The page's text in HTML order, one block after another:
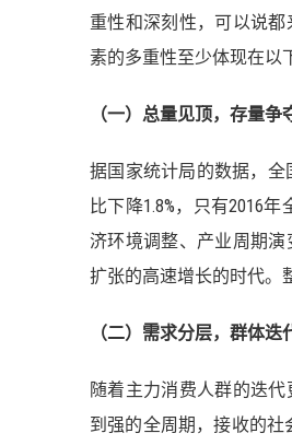
重性和深刻性，可以说
素的多重性至少体现在以
（一）总量见顶，存量争
据国家统计局的数据，全
比下降1.8%，只有2016
济环境调整、产业周期
扩张的高速增长的时代。
（二）需求分层，群体迭
随着主力消费人群的迭
到强的全周期，接收的